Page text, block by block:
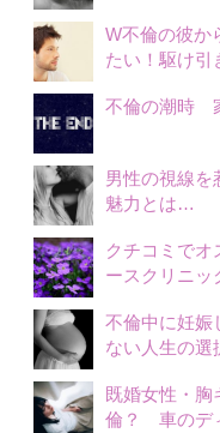
W不倫の彼か
たい！駆け引
不倫の潮時
男性の視線を
魅力とは…
クチコミでオ
ースクリニッ
不倫中に妊娠
ない人生の選
既婚女性・胸
倫？ 車のデ